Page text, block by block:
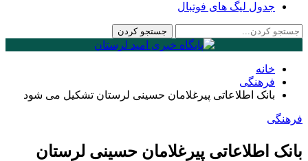
جدول لیگ های فوتبال
خانه
فرهنگی
بانک اطلاعاتی پیرغلامان حسینی لرستان تشکیل می شود
فرهنگی
بانک اطلاعاتی پیرغلامان حسینی لرستان